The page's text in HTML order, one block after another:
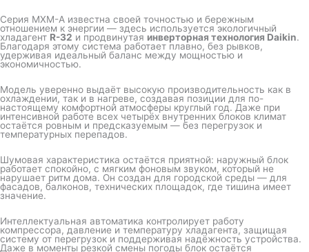
Серия MXM-A известна своей точностью и бережным
отношением к энергии — здесь используется экологичный
хладагент R-32 и продвинутая инверторная технология Daikin.
Благодаря этому система работает плавно, без рывков,
удерживая идеальный баланс между мощностью и
экономичностью.
Модель уверенно выдаёт высокую производительность как в
охлаждении, так и в нагреве, создавая позиции для по-
настоящему комфортной атмосферы круглый год. Даже при
интенсивной работе всех четырёх внутренних блоков климат
остаётся ровным и предсказуемым — без перегрузок и
температурных перепадов.
Шумовая характеристика остаётся приятной: наружный блок
работает спокойно, с мягким фоновым звуком, который не
нарушает ритм дома. Он создан для городской среды — для
фасадов, балконов, технических площадок, где тишина имеет
значение.
Интеллектуальная автоматика контролирует работу
компрессора, давление и температуру хладагента, защищая
систему от перегрузок и поддерживая надёжность устройства.
Даже в моменты резкой смены погоды блок остаётся